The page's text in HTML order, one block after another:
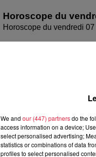
Horoscope du
Horoscope du vendredi
We and our (447) partnersdo the
access information on a device;
select personalised advertising;
statistics or combinations of data
profiles to select personalised